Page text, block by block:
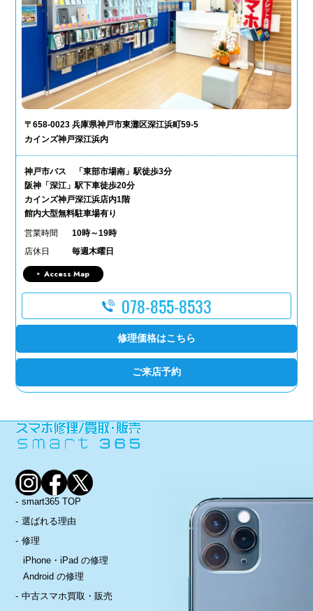
〒658-0023 兵庫県神戸市東灘区深江浜町59-5
カインズ神戸深江浜内
神戸市バス 「東部市場南」駅徒歩3分
阪神「深江」駅下車徒歩20分
カインズ神戸深江浜店内1階
館内大型無料駐車場有り
営業時間
10時～19時
店休日
毎週木曜日
Access Map
078-855-8533
修理価格はこちら
ご来店予約
smart365 TOP
選ばれる理由
修理
iPhone・iPad の修理
Android の修理
中古スマホ買取・販売